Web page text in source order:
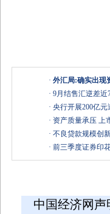
· 外汇局:确实出现
· 9月结售汇逆差近
· 央行开展200亿
· 资产质量承压 上
· 不良贷款规模创
· 前三季度证券印
中国经济网声